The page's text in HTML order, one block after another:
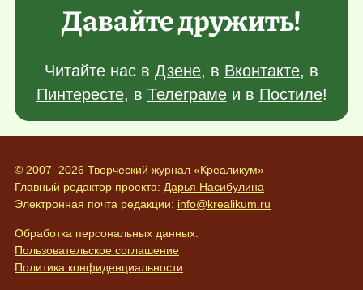
Давайте дружить!
Читайте нас в Дзене, в Вконтакте, в
Пинтересте, в Телеграмеи в Постиле!
© 2007–2026 Творческий журнал «Креаликум»
Главный редактор проекта: Дарья Насибулина
Электронная почта редакции: info@krealikum.ru
Обработка персональных данных:
Пользовательское соглашение
Политика конфиденциальности